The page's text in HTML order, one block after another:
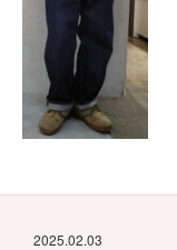
2025.02.03